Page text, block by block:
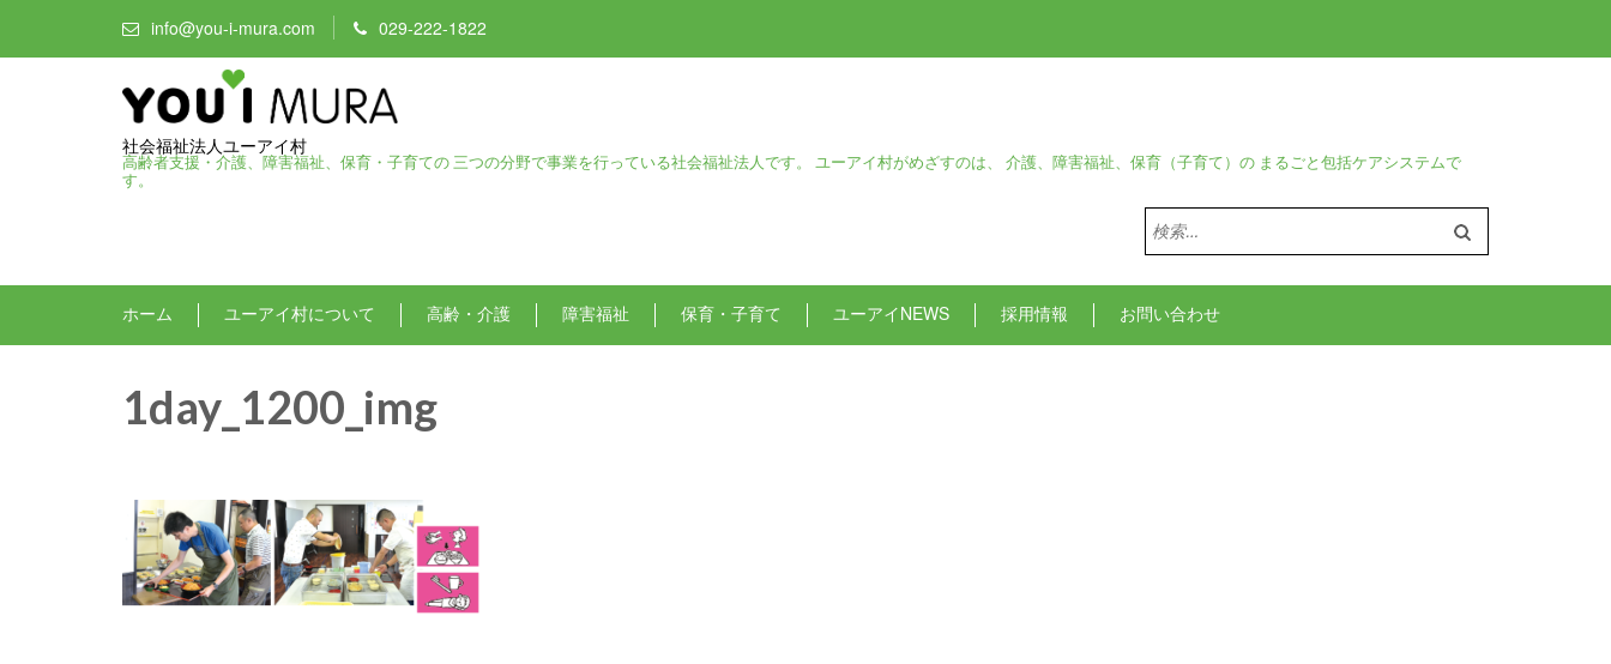
info@you-i-mura.com 029-222-1822
社会福祉法人ユーアイ村
高齢者支援・介護、障害福祉、保育・子育ての 三つの分野で事業を行っている社会福祉法人です。 ユーアイ村がめざすのは、 介護、障害福祉、保育（子育て）の まるごと包括ケアシステムで
す。
検
索:
ホーム ユーアイ村について 高齢・介護 障害福祉 保育・子育て ユーアイNEWS 採用情報 お問い合わせ
1day_1200_img